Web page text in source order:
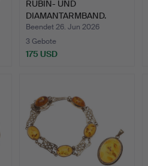
RUBIN- UND
DIAMANTARMBAND.
Beendet 26. Jun 2026
3 Gebote
175 USD